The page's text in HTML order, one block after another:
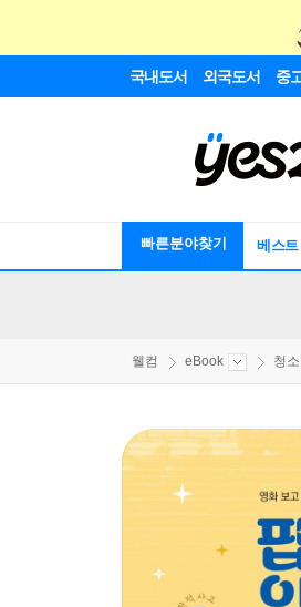
국내도서 외국도서 중
빠른분야찾기 베스트
웰컴 eBook 청